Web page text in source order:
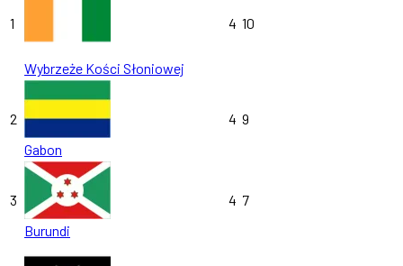
1
Wybrzeże Kości Słoniowej
4 10
2
Gabon
4 9
3
Burundi
4 7